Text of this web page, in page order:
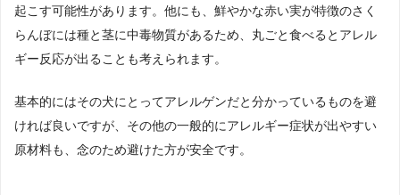
起こす可能性があります。他にも、鮮やかな赤い実が特徴のさく
らんぼには種と茎に中毒物質があるため、丸ごと食べるとアレル
ギー反応が出ることも考えられます。
基本的にはその犬にとってアレルゲンだと分かっているものを避
ければ良いですが、その他の一般的にアレルギー症状が出やすい
原材料も、念のため避けた方が安全です。